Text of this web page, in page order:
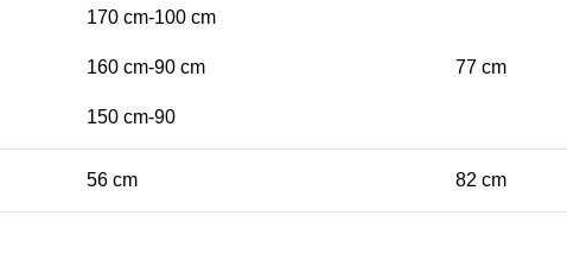
170 cm-100 cm
160 cm-90 cm
150 cm-90
77 cm
56 cm 82 cm